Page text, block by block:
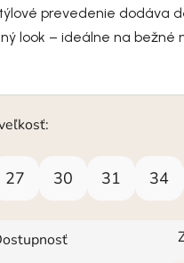
prevedenie dodáva
look – ideálne na bežné
27 30 31 34